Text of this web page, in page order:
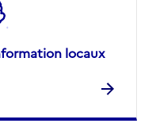
locaux